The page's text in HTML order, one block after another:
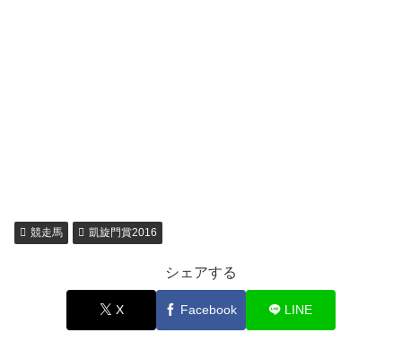
競走馬 凱旋門賞2016
シェアする
X Facebook LINE